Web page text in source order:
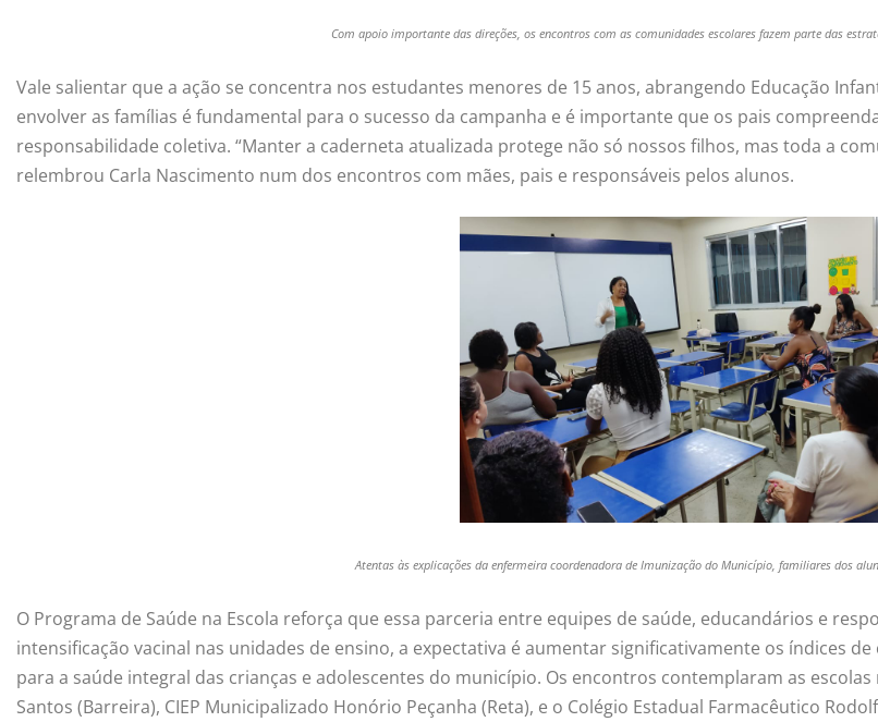
Com apoio importante das direções, os encontros com as comunidades escolares fazem parte das
Vale salientar que a ação se concentra nos estudantes menores de 15 anos, abrangendo Educação
envolver as famílias é fundamental para o sucesso da campanha e é importante que os pais
responsabilidade coletiva. “Manter a caderneta atualizada protege não só nossos filhos, mas toda a
relembrou Carla Nascimento num dos encontros com mães, pais e responsáveis pelos alunos.
Atentas às explicações da enfermeira coordenadora de Imunização do Município, familiares dos
O Programa de Saúde na Escola reforça que essa parceria entre equipes de saúde, educandários e
intensificação vacinal nas unidades de ensino, a expectativa é aumentar significativamente os índices
para a saúde integral das crianças e adolescentes do município. Os encontros contemplaram as
Santos (Barreira), CIEP Municipalizado Honório Peçanha (Reta), e o Colégio Estadual Farmacêutico